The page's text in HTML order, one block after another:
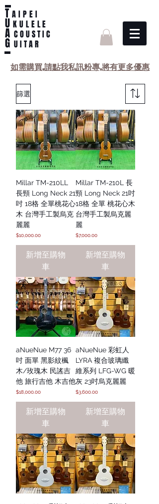
TAIPEI
UKULELE
A C O U S T I C
G U I T A R
如需購買,請點我私訊粉專,將有更多優惠
篩選
Millar TM-210LL
長頸 Long Neck 21
吋 18格 全單桃花心
木 台灣手工製烏克
麗麗
價格
$10,000.00
新增至購物
車
Millar TM-210L 長
頸 Long Neck 21吋
18格 全單 桃花心木
台灣手工製烏克麗
麗
價格
$7,000.00
新增至購物
車
aNueNue M77 36
吋 面單 黑影紋楓
木/玫瑰木 民謠吉
他 旅行吉他 木吉他
價格
$18,000.00
新增至購物
車
aNueNue 彩虹人
LYRA 複合玻璃纖
維系列 LFG-WG 暖
灰 23吋烏克麗麗
價格
$3,600.00
新增至購物
車